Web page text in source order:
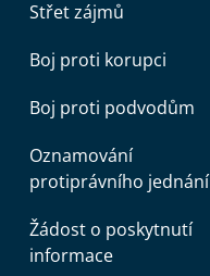
Střet zájmů
Boj proti korupci
Boj proti podvodům
Oznamování
protiprávního jednání
Žádost o poskytnutí
informace